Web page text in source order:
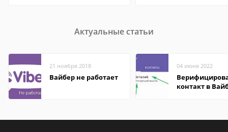
Актуальные статьи
21 ноября 2018
Вайбер не работает
04 июня 2022
контакт в